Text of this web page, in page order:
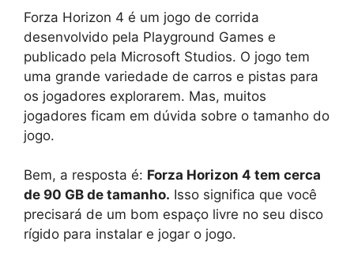
Forza Horizon 4 é um jogo de corrida
desenvolvido pela Playground Games e
publicado pela Microsoft Studios. O jogo tem
uma grande variedade de carros e pistas para
os jogadores explorarem. Mas, muitos
jogadores ficam em dúvida sobre o tamanho do
jogo.
Bem, a resposta é: Forza Horizon 4 tem cerca
de 90 GB de tamanho. Isso significa que você
precisará de um bom espaço livre no seu disco
rígido para instalar e jogar o jogo.